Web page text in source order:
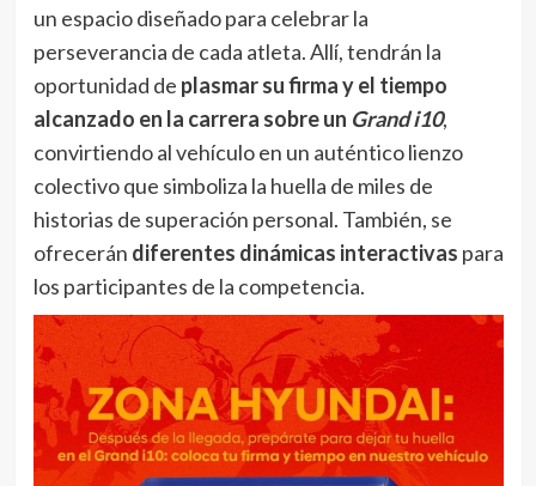
un espacio diseñado para celebrar la
perseverancia de cada atleta. Allí, tendrán la
oportunidad de plasmar su firma y el tiempo
alcanzado en la carrera sobre un Grand i10,
convirtiendo al vehículo en un auténtico lienzo
colectivo que simboliza la huella de miles de
historias de superación personal. También, se
ofrecerán diferentes dinámicas interactivas para
los participantes de la competencia.